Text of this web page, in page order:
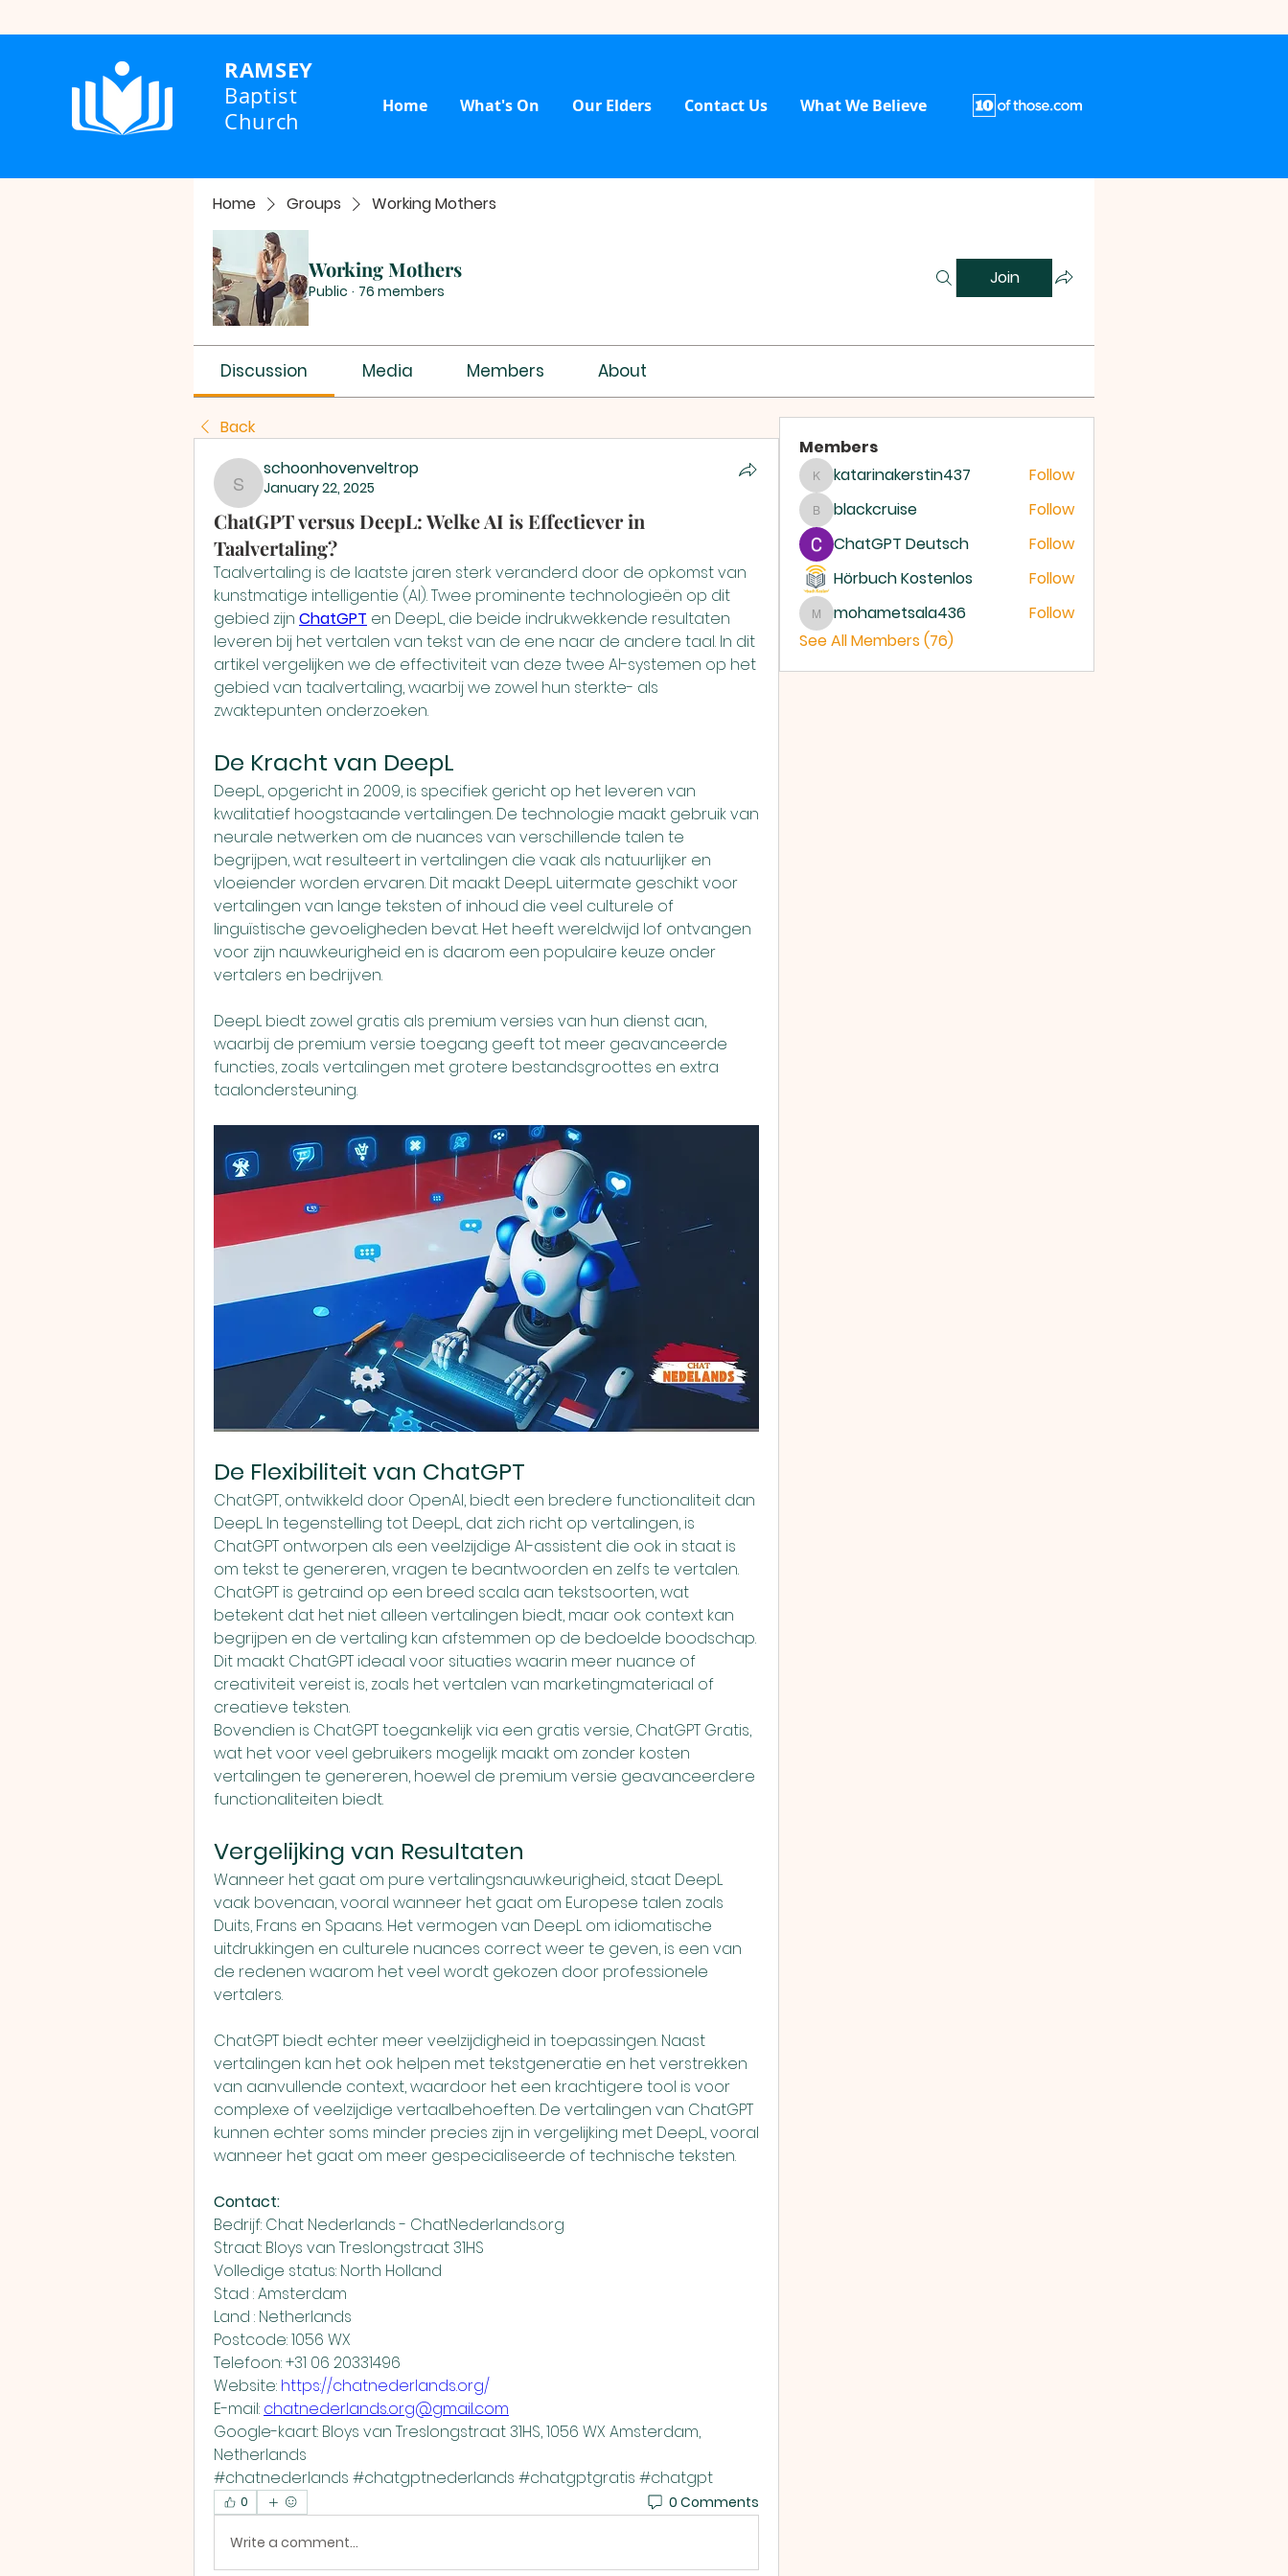
RAMSEY
Baptist
Church
Home What's On Our Elders Contact Us What We Believe
Home Groups Working Mothers
Working Mothers
Public · 76 members
Join
Discussion Media Members About
Back
schoonhovenveltrop
schoonhovenveltrop
January 22, 2025
ChatGPT versus DeepL: Welke AI is Effectiever in
Taalvertaling?
Taalvertaling is de laatste jaren sterk veranderd door de opkomst van
kunstmatige intelligentie (AI). Twee prominente technologieën op dit
gebied zijn ChatGPT en DeepL, die beide indrukwekkende resultaten
leveren bij het vertalen van tekst van de ene naar de andere taal. In dit
artikel vergelijken we de effectiviteit van deze twee AI-systemen op het
gebied van taalvertaling, waarbij we zowel hun sterkte- als
zwaktepunten onderzoeken.
De Kracht van DeepL
DeepL, opgericht in 2009, is specifiek gericht op het leveren van
kwalitatief hoogstaande vertalingen. De technologie maakt gebruik van
neurale netwerken om de nuances van verschillende talen te
begrijpen, wat resulteert in vertalingen die vaak als natuurlijker en
vloeiender worden ervaren. Dit maakt DeepL uitermate geschikt voor
vertalingen van lange teksten of inhoud die veel culturele of
linguïstische gevoeligheden bevat. Het heeft wereldwijd lof ontvangen
voor zijn nauwkeurigheid en is daarom een populaire keuze onder
vertalers en bedrijven.
DeepL biedt zowel gratis als premium versies van hun dienst aan,
waarbij de premium versie toegang geeft tot meer geavanceerde
functies, zoals vertalingen met grotere bestandsgroottes en extra
taalondersteuning.
De Flexibiliteit van ChatGPT
ChatGPT, ontwikkeld door OpenAI, biedt een bredere functionaliteit dan
DeepL. In tegenstelling tot DeepL, dat zich richt op vertalingen, is
ChatGPT ontworpen als een veelzijdige AI-assistent die ook in staat is
om tekst te genereren, vragen te beantwoorden en zelfs te vertalen.
ChatGPT is getraind op een breed scala aan tekstsoorten, wat
betekent dat het niet alleen vertalingen biedt, maar ook context kan
begrijpen en de vertaling kan afstemmen op de bedoelde boodschap.
Dit maakt ChatGPT ideaal voor situaties waarin meer nuance of
creativiteit vereist is, zoals het vertalen van marketingmateriaal of
creatieve teksten.
Bovendien is ChatGPT toegankelijk via een gratis versie, ChatGPT Gratis,
wat het voor veel gebruikers mogelijk maakt om zonder kosten
vertalingen te genereren, hoewel de premium versie geavanceerdere
functionaliteiten biedt.
Vergelijking van Resultaten
Wanneer het gaat om pure vertalingsnauwkeurigheid, staat DeepL
vaak bovenaan, vooral wanneer het gaat om Europese talen zoals
Duits, Frans en Spaans. Het vermogen van DeepL om idiomatische
uitdrukkingen en culturele nuances correct weer te geven, is een van
de redenen waarom het veel wordt gekozen door professionele
vertalers.
ChatGPT biedt echter meer veelzijdigheid in toepassingen. Naast
vertalingen kan het ook helpen met tekstgeneratie en het verstrekken
van aanvullende context, waardoor het een krachtigere tool is voor
complexe of veelzijdige vertaalbehoeften. De vertalingen van ChatGPT
kunnen echter soms minder precies zijn in vergelijking met DeepL, vooral
wanneer het gaat om meer gespecialiseerde of technische teksten.
Contact:
Bedrijf: Chat Nederlands - ChatNederlands.org
Straat: Bloys van Treslongstraat 31HS
Volledige status: North Holland
Stad : Amsterdam
Land : Netherlands
Postcode: 1056 WX
Telefoon: +31 06 20331496
Website: https://chatnederlands.org/
E-mail: chatnederlands.org@gmail.com
Google-kaart: Bloys van Treslongstraat 31HS, 1056 WX Amsterdam,
Netherlands
#chatnederlands #chatgptnederlands #chatgptgratis #chatgpt
0 0 Comments
Write a comment...
Members
katarinakerstin437
katarinakerstin437 Follow
blackcruise
blackcruise
Follow
ChatGPT Deutsch
Follow
Hörbuch Kostenlos
Follow
mohametsala436
mohametsala436
Follow
See All Members (76)